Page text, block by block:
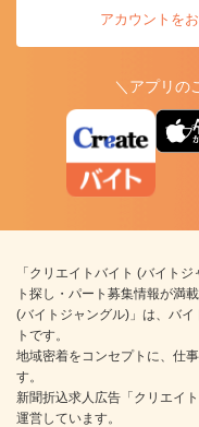
アカウントを
＼アプリの
アプ
「クリエイトバイト (バイト
ト探し・パート募集情報が満
(バイトジャングル)」は、バ
トです。
地域密着をコンセプトに、仕
す。
新聞折込求人広告「クリエイ
運営しています。